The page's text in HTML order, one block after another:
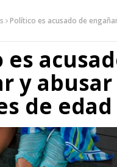
Político es acusado de
es
y abusar
de edad